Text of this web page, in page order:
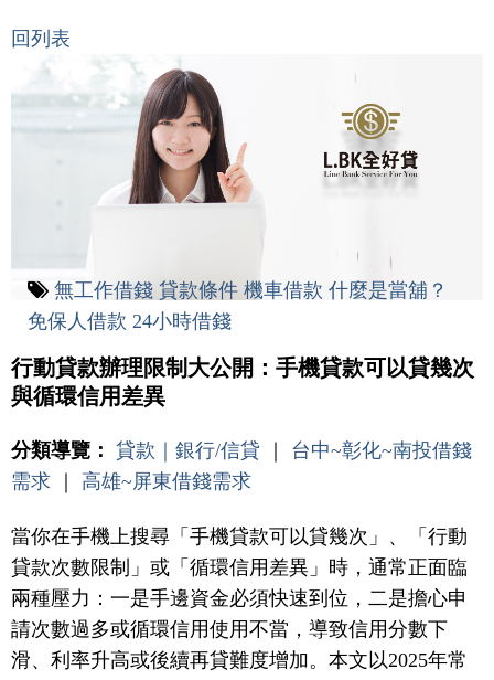
回列表
無工作借錢 貸款條件 機車借款 什麼是當舖？
免保人借款 24小時借錢
行動貸款辦理限制大公開：手機貸款可以貸幾次
與循環信用差異
分類導覽： 貸款｜銀行/信貸
台中~彰化~南投借錢
需求
高雄~屏東借錢需求
當你在手機上搜尋「手機貸款可以貸幾次」、「行動
貸款次數限制」或「循環信用差異」時，通常正面臨
兩種壓力：一是手邊資金必須快速到位，二是擔心申
請次數過多或循環信用使用不當，導致信用分數下
滑、利率升高或後續再貸難度增加。本文以2025年常